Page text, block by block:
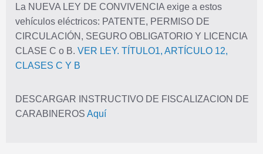
La NUEVA LEY DE CONVIVENCIA exige a estos
vehículos eléctricos: PATENTE, PERMISO DE
CIRCULACIÓN, SEGURO OBLIGATORIO Y LICENCIA
CLASE C o B. VER LEY. TÍTULO1, ARTÍCULO 12,
CLASES C Y B
DESCARGAR INSTRUCTIVO DE FISCALIZACION DE
CARABINEROS Aquí